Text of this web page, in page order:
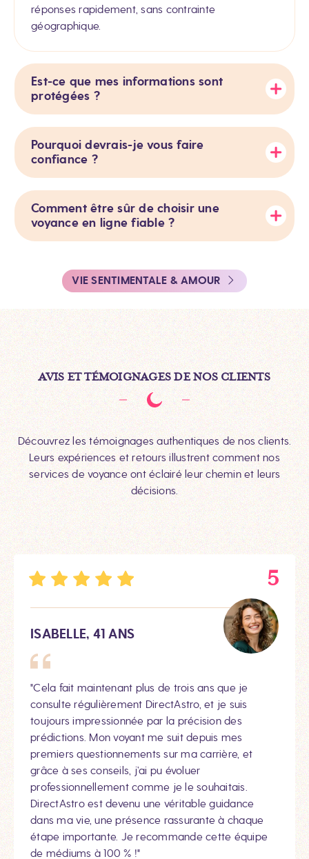
réponses rapidement, sans contrainte
géographique.
Est-ce que mes informations sont
protégées ?
Pourquoi devrais-je vous faire
confiance ?
Comment être sûr de choisir une
voyance en ligne fiable ?
VIE SENTIMENTALE & AMOUR
AVIS ET TÉMOIGNAGES DE NOS CLIENTS
Découvrez les témoignages authentiques de nos clients.
Leurs expériences et retours illustrent comment nos
services de voyance ont éclairé leur chemin et leurs
décisions.
5
ISABELLE, 41 ANS
"Cela fait maintenant plus de trois ans que je
consulte régulièrement DirectAstro, et je suis
toujours impressionnée par la précision des
prédictions. Mon voyant me suit depuis mes
premiers questionnements sur ma carrière, et
grâce à ses conseils, j’ai pu évoluer
professionnellement comme je le souhaitais.
DirectAstro est devenu une véritable guidance
dans ma vie, une présence rassurante à chaque
étape importante. Je recommande cette équipe
de médiums à 100 % !"